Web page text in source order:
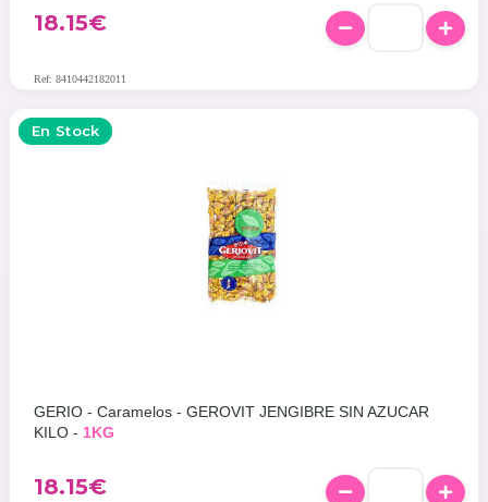
18.15€
Ref: 8410442182011
En Stock
GERIO - Caramelos - GEROVIT JENGIBRE SIN AZUCAR
KILO - 1KG
18.15€